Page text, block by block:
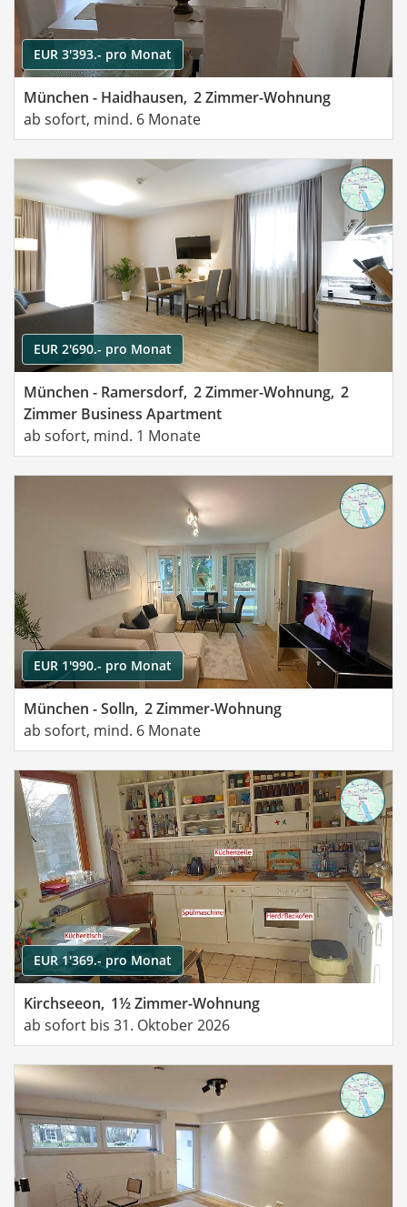
EUR 3'393.- pro Monat
München - Haidhausen, 2 Zimmer-Wohnung
ab sofort, mind. 6 Monate
EUR 2'690.- pro Monat
München - Ramersdorf, 2 Zimmer-Wohnung, 2
Zimmer Business Apartment
ab sofort, mind. 1 Monate
EUR 1'990.- pro Monat
München - Solln, 2 Zimmer-Wohnung
ab sofort, mind. 6 Monate
EUR 1'369.- pro Monat
Kirchseeon, 1½ Zimmer-Wohnung
ab sofort bis 31. Oktober 2026